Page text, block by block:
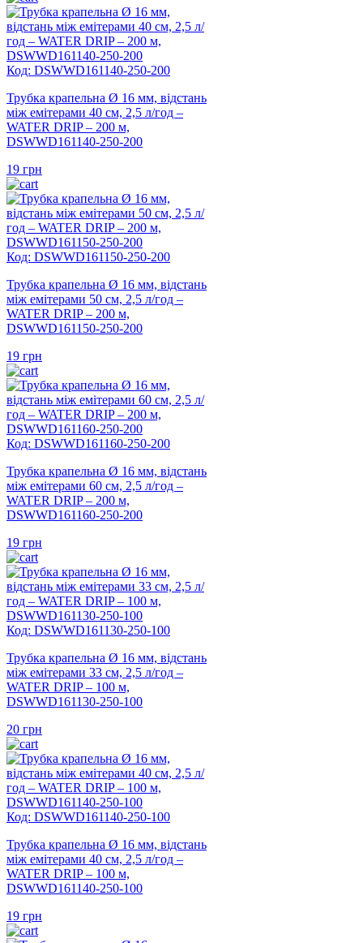
Код: DSWWD161140-250-200
Трубка крапельна Ø 16 мм, відстань
між емітерами 40 см, 2,5 л/год –
WATER DRIP – 200 м,
DSWWD161140-250-200
19 грн
Код: DSWWD161150-250-200
Трубка крапельна Ø 16 мм, відстань
між емітерами 50 см, 2,5 л/год –
WATER DRIP – 200 м,
DSWWD161150-250-200
19 грн
Код: DSWWD161160-250-200
Трубка крапельна Ø 16 мм, відстань
між емітерами 60 см, 2,5 л/год –
WATER DRIP – 200 м,
DSWWD161160-250-200
19 грн
Код: DSWWD161130-250-100
Трубка крапельна Ø 16 мм, відстань
між емітерами 33 см, 2,5 л/год –
WATER DRIP – 100 м,
DSWWD161130-250-100
20 грн
Код: DSWWD161140-250-100
Трубка крапельна Ø 16 мм, відстань
між емітерами 40 см, 2,5 л/год –
WATER DRIP – 100 м,
DSWWD161140-250-100
19 грн